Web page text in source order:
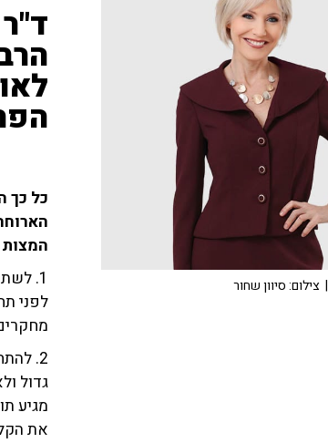
כל כך
המצות
1.
לפני
2.
גדול
מגיע
את
| צילום: סיוון שחור